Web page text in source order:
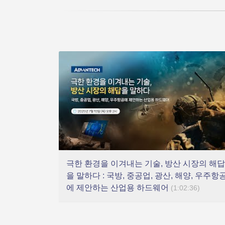
극한 환경을 이겨내는 기술, 방산 시장의 해답
을 말하다 : 국방, 중공업, 광산, 해양, 우주항
에 제안하는 산업용 하드웨어 (1:02:36)